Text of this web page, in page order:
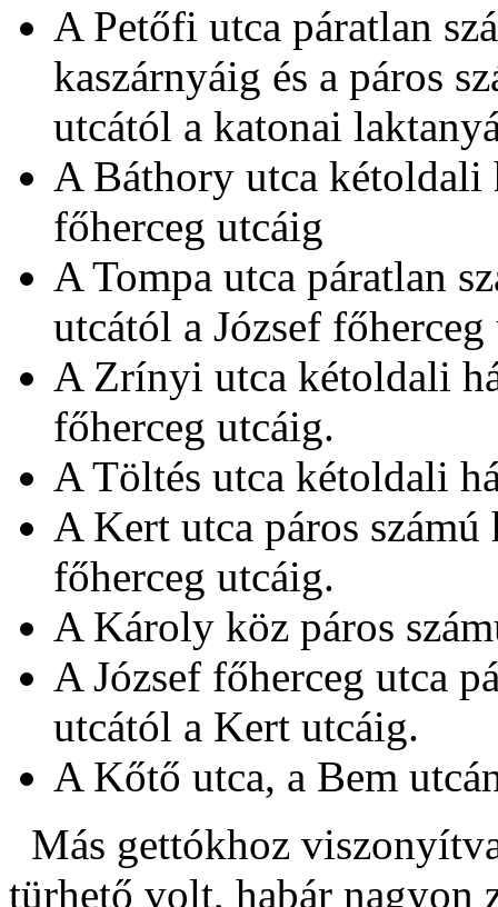
A Petőfi utca páratlan
kaszárnyáig és a páros
utcától a katonai
A Báthory utca kétoldali
főherceg utcáig
A Tompa utca páratlan
utcától a József
A Zrínyi utca kétoldali
főherceg utcáig.
A Töltés utca kétoldali
A Kert utca páros számú
főherceg utcáig.
A Károly köz páros
A József főherceg utca
utcától a Kert utcáig.
A Kőtő utca, a Bem
Más gettókhoz
türhető volt, habár nagyon